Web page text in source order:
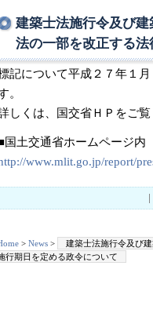
建築士法施行令及び
法の一部を改正する
記について平成２７年１
。
しくは、国交省ＨＰをご
国土交通省ホームページ内
www.mlit.go.jp/report/
> News >
建築士法施行令及び
行期日を定める政令について